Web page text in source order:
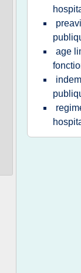
age